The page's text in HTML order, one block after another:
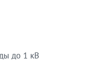
до 1 кВ